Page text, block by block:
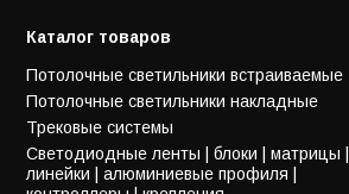
Каталог товаров
Потолочные светильники встраиваемые
Потолочные светильники накладные
Трековые системы
Светодиодные ленты | блоки | матрицы |
линейки | алюминиевые профиля |